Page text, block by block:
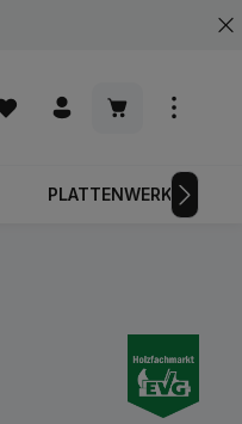
Warenkorb
PLATTENWERKSTOFFE